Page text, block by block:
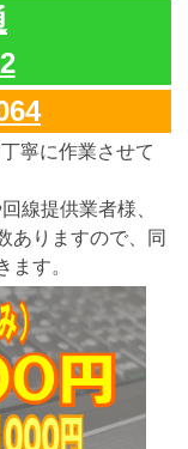
寧に作業させて
線提供業者様、
ありますので、同
ます。